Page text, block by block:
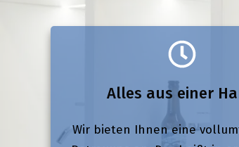
Alles aus einer
Wir bieten Ihnen eine